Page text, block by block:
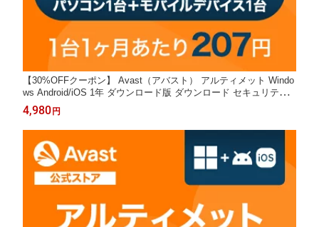
【30%OFFクーポン】 Avast（アバスト） アルティメット Windo
ws Android/iOS 1年 ダウンロード版 ダウンロード セキュリティ
ソフト ウイルスソフト 送料無料 パソコン スマホ ウイルスソフト
アンチウイルス ウイルス対策 セキュリティ タブレット PC VPN
セキュリティ対策
4,980 円